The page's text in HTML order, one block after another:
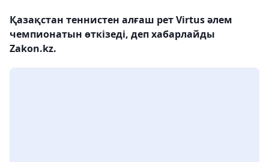
Қазақстан теннистен алғаш рет Virtus әлем
чемпионатын өткізеді, деп хабарлайды
Zakon.kz.